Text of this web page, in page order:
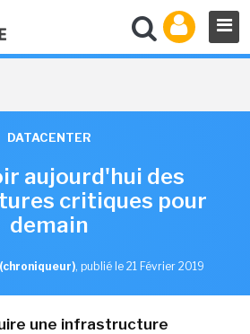
DATACENTER
aujourd'hui des
critiques pour
demain
, publié le 21 Février 2019
une infrastructure